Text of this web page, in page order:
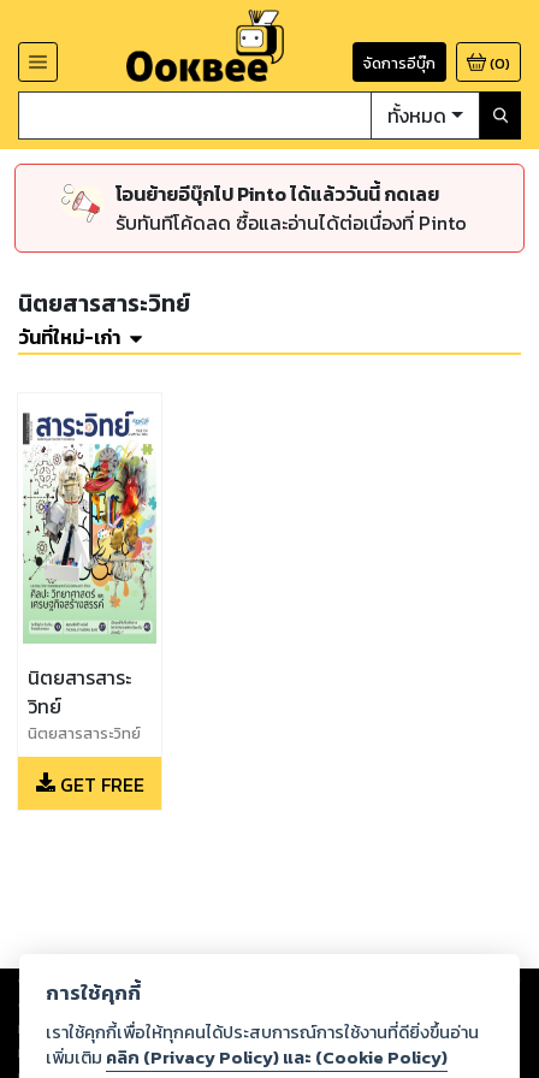
จัดการอีบุ๊ก (0)
ทั้งหมด
โอนย้ายอีบุ๊กไป Pinto ได้แล้ววันนี้ กดเลย
รับทันทีโค้ดลด ซื้อและอ่านได้ต่อเนื่องที่ Pinto
นิตยสารสาระวิทย์
วันที่ใหม่-เก่า
นิตยสารสาระ
วิทย์
นิตยสารสาระวิทย์
ฉบับที่ 104
พฤศจิกายน 2564
GET FREE
Copyright © 2026
ต่อผลงานหรือเนื้อหาใดที่อัปโหลดผ่านเว็บไซต์และปรากฏว่าละเมิดสิทธิใน
ทรัพย์สินทางปัญญาของบุคคลอื่นหรือขัดต่อกฎหมายและศีลธรรม ดังนั้น ผู้อ่าน
ทุกท่านโปรดใช้วิจารณญาณในการกลั่นกรองด้วยตนเอง และหากท่านพบว่าส่วน
การใช้คุกกี้
เราใช้คุกกี้เพื่อให้ทุกคนได้ประสบการณ์การใช้งานที่ดียิ่งขึ้นอ่าน
เพิ่มเติม คลิก (Privacy Policy) และ (Cookie Policy)